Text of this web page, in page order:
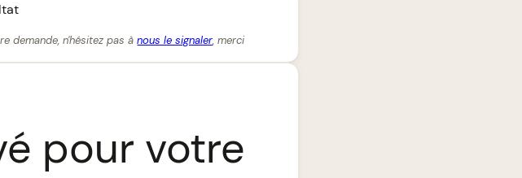
demande, n'hésitez pas ànous le signaler, merci
pour votre